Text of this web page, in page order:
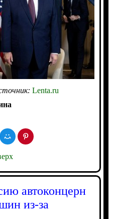
Lenta.ru
автоконцерн
из-за